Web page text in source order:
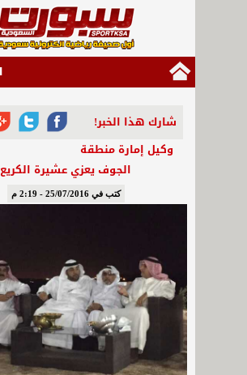
شارك هذا الخبر!
وكيل إمارة منطقة
الجوف يعزي عشيرة الكريع
كتب في 25/07/2016 - 2:19 م